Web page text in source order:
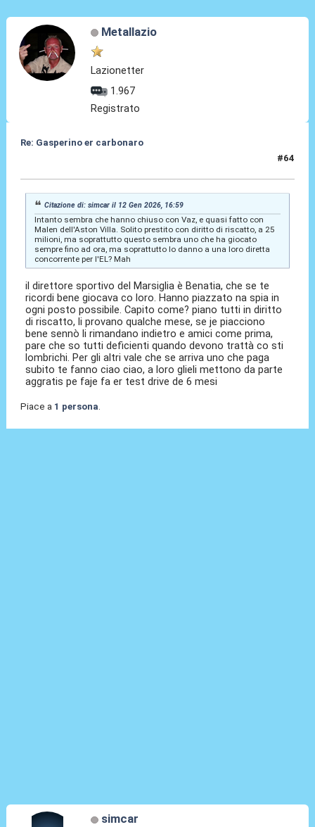
Metallazio
Lazionetter
1.967
Registrato
Re: Gasperino er carbonaro
#64
Citazione di: simcar il 12 Gen 2026, 16:59
Intanto sembra che hanno chiuso con Vaz, e quasi fatto con
Malen dell'Aston Villa. Solito prestito con diritto di riscatto, a 25
milioni, ma soprattutto questo sembra uno che ha giocato
sempre fino ad ora, ma soprattutto lo danno a una loro diretta
concorrente per l'EL? Mah
il direttore sportivo del Marsiglia è Benatia, che se te
ricordi bene giocava co loro. Hanno piazzato na spia in
ogni posto possibile. Capito come? piano tutti in diritto
di riscatto, li provano qualche mese, se je piacciono
bene sennò li rimandano indietro e amici come prima,
pare che so tutti deficienti quando devono trattà co sti
lombrichi. Per gli altri vale che se arriva uno che paga
subito te fanno ciao ciao, a loro glieli mettono da parte
aggratis pe faje fa er test drive de 6 mesi
Piace a 1 persona
simcar